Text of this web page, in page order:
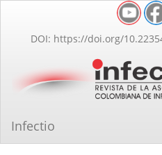
Contenido
principal
lateral
DOI: https://doi.org/
Infectio